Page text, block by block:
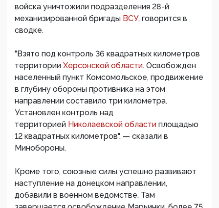
войска уничтожили подразделения 28-й
механизированной бригады ВСУ, говорится в
сводке.
"Взято под контроль 36 квадратных километров
территории Херсонской области. Освобожден
населенный пункт Комсомольское, продвижение
в глубину обороны противника на этом
направлении составило три километра.
Установлен контроль над
территорией Николаевской области площадью
12 квадратных километров", — сказали в
Минобороны.
Кроме того, союзные силы успешно развивают
наступление на донецком направлении,
добавили в военном ведомстве. Там